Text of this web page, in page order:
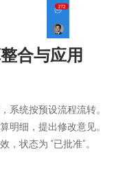
合与应用
系统按预设流程流转。
明细，提出修改意见。
，状态为 “已批准”。